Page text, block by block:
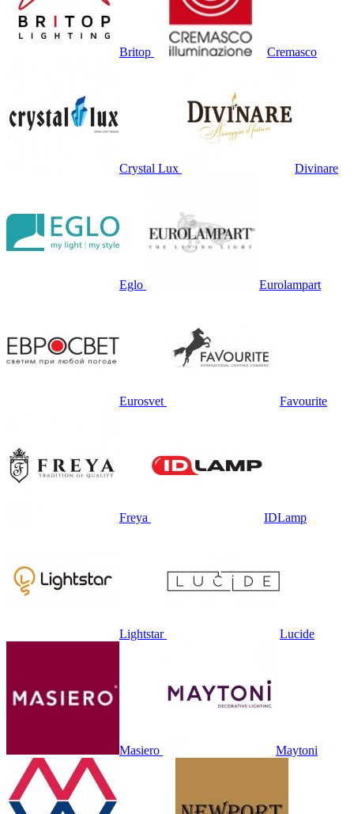
Britop Cremasco
Crystal Lux Divinare
Eglo Eurolampart
Eurosvet Favourite
Freya IDLamp
Lightstar Lucide
Masiero Maytoni